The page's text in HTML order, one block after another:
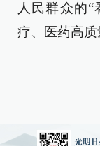
人民群众的“
疗、医药高质